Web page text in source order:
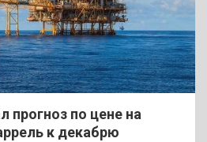
прогноз по цене на
к декабрю